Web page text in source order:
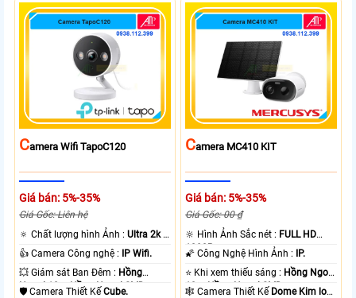
CAmera Wifi TapoC120
Giá bán: 5%-35%
Giá Gốc: Liên hệ
🔅 Chất lượng hình Ảnh :Ultra 2k +
.
👍 Camera Công nghệ : IP Wifi.
💥 Giám sát Ban Đêm : Hồng
Ngoại 10m Hồng Ngoại SMD.
🛡 Camera Thiết KếCube.
CAmera MC410 KIT
Giá bán: 5%-35%
Giá Gốc: 00 ₫
🔆 Hình Ảnh Sắc nét : FULL HD
1080P .
🌠 Công Nghệ Hình Ảnh : IP.
⭐ Khi xem thiếu sáng : Hồng Ngoại
10m Hồng Ngoại SMD.
🕸️ Camera Thiết Kế Dome Kim loại